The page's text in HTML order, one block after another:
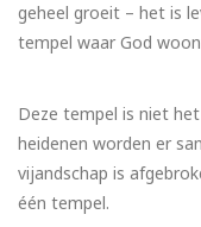
geheel groeit – het is
tempel waar God
Deze tempel is niet
heidenen worden er
vijandschap is
één tempel.